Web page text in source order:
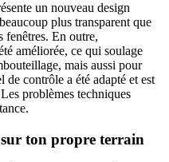
un nouveau design
plus transparent que
fenêtres. En outre,
améliorée, ce qui soulage
mais aussi pour
contrôle a été adapté et est
problèmes techniques
ton propre terrain